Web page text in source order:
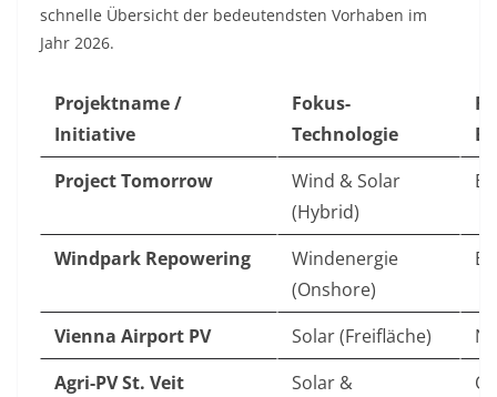
schnelle Übersicht der bedeutendsten Vorhaben im
Jahr 2026.
Projektname /
Initiative
Fokus-
Technologie
Project Tomorrow
Wind & Solar
(Hybrid)
Windpark Repowering
Windenergie
(Onshore)
Vienna Airport PV Solar (Freifläche)
Agri-PV St. Veit
Solar &